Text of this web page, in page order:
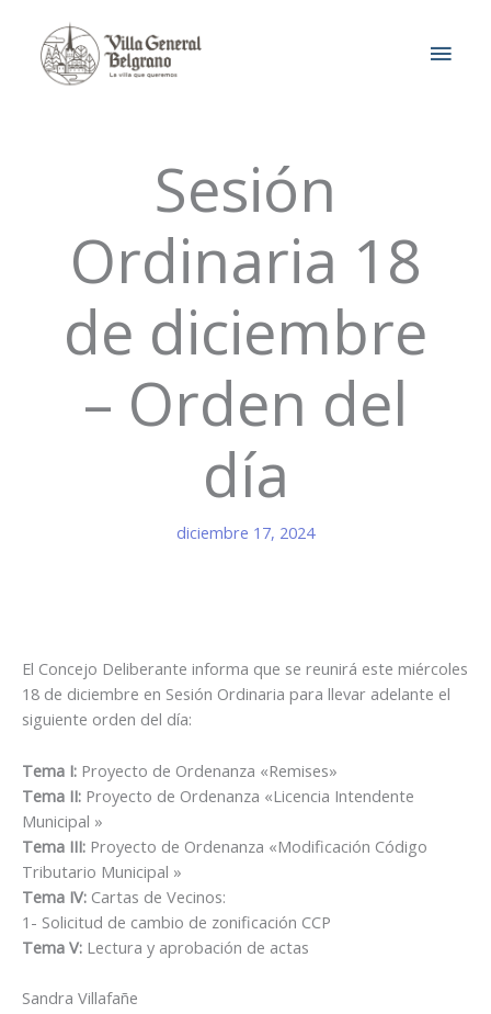
contenido
Sesión
Ordinaria 18
de diciembre
– Orden del
día
diciembre 17, 2024
El Concejo Deliberante informa que se reunirá este miércoles
18 de diciembre en Sesión Ordinaria para llevar adelante el
siguiente orden del día:
Tema I: Proyecto de Ordenanza «Remises»
Tema II: Proyecto de Ordenanza «Licencia Intendente
Municipal »
Tema III: Proyecto de Ordenanza «Modificación Código
Tributario Municipal »
Tema IV: Cartas de Vecinos:
1- Solicitud de cambio de zonificación CCP
Tema V: Lectura y aprobación de actas
Sandra Villafañe